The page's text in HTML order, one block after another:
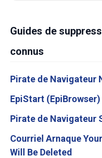
Guides de
connus
Pirate de Navigateur
EpiStart
Pirate de Navigateur
Courriel Arnaque
Will Be Deleted